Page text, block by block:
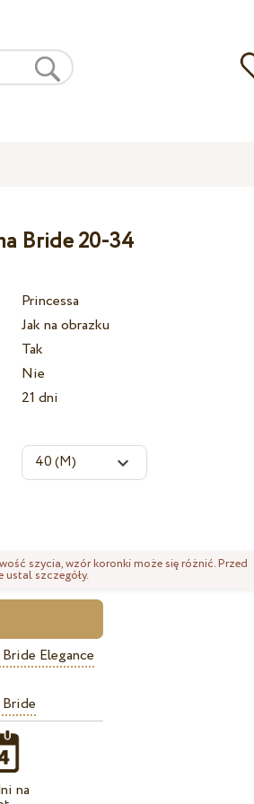
Bride 20-34
Princessa
Jak na obrazku
Tak
Nie
21 dni
szycia, wzór koronki może się różnić. Przed
ustal szczegóły.
Bride Elegance
Bride
na